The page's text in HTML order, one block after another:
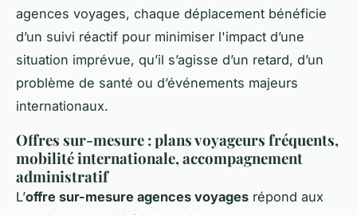
agences voyages, chaque déplacement bénéficie
d’un suivi réactif pour minimiser l'impact d’une
situation imprévue, qu’il s’agisse d’un retard, d’un
problème de santé ou d’événements majeurs
internationaux.
Offres sur-mesure : plans voyageurs fréquents,
mobilité internationale, accompagnement
administratif
L’offre sur-mesure agences voyages répond aux